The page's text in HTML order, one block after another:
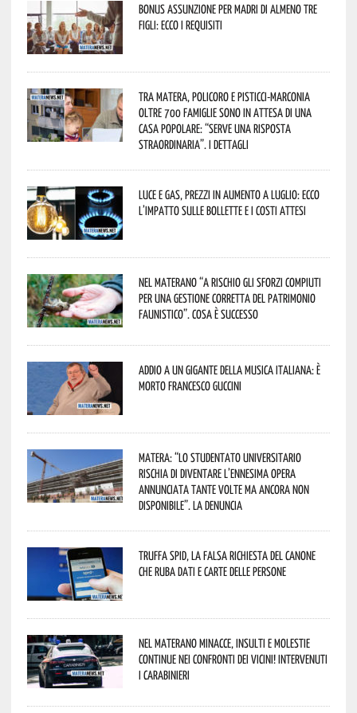
Bonus assunzione per madri di almeno tre
figli: ecco i requisiti
Tra Matera, Policoro e Pisticci-Marconia
oltre 700 famiglie sono in attesa di una
casa popolare: “serve una risposta
straordinaria”. I dettagli
Luce e gas, prezzi in aumento a luglio: ecco
l’impatto sulle bollette e i costi attesi
Nel materano “a rischio gli sforzi compiuti
per una gestione corretta del patrimonio
faunistico”. Cosa è successo
Addio a un gigante della musica italiana: è
morto Francesco Guccini
Matera: “Lo studentato universitario
rischia di diventare l’ennesima opera
annunciata tante volte ma ancora non
disponibile”. La denuncia
Truffa Spid, la falsa richiesta del canone
che ruba dati e carte delle persone
Nel materano minacce, insulti e molestie
continue nei confronti dei vicini! Intervenuti
i Carabinieri